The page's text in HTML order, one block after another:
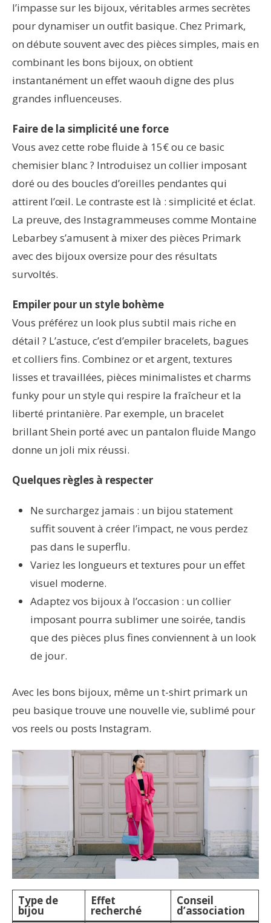
l’impasse sur les bijoux, véritables armes secrètes
pour dynamiser un outfit basique. Chez Primark,
on débute souvent avec des pièces simples, mais en
combinant les bons bijoux, on obtient
instantanément un effet waouh digne des plus
grandes influenceuses.
Faire de la simplicité une force
Vous avez cette robe fluide à 15€ ou ce basic
chemisier blanc ? Introduisez un collier imposant
doré ou des boucles d’oreilles pendantes qui
attirent l’œil. Le contraste est là : simplicité et éclat.
La preuve, des Instagrammeuses comme Montaine
Lebarbey s’amusent à mixer des pièces Primark
avec des bijoux oversize pour des résultats
survoltés.
Empiler pour un style bohème
Vous préférez un look plus subtil mais riche en
détail ? L’astuce, c’est d’empiler bracelets, bagues
et colliers fins. Combinez or et argent, textures
lisses et travaillées, pièces minimalistes et charms
funky pour un style qui respire la fraîcheur et la
liberté printanière. Par exemple, un bracelet
brillant Shein porté avec un pantalon fluide Mango
donne un joli mix réussi.
Quelques règles à respecter
Ne surchargez jamais : un bijou statement
suffit souvent à créer l’impact, ne vous perdez
pas dans le superflu.
Variez les longueurs et textures pour un effet
visuel moderne.
Adaptez vos bijoux à l’occasion : un collier
imposant pourra sublimer une soirée, tandis
que des pièces plus fines conviennent à un look
de jour.
Avec les bons bijoux, même un t-shirt primark un
peu basique trouve une nouvelle vie, sublimé pour
vos reels ou posts Instagram.
Type de
bijou
Effet
recherché
Conseil
d’association